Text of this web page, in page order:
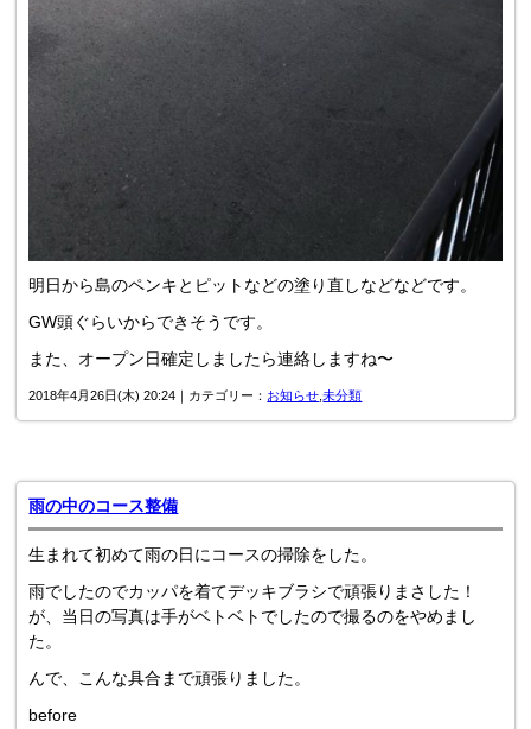
明日から島のペンキとピットなどの塗り直しなどなどです。
GW頭ぐらいからできそうです。
また、オープン日確定しましたら連絡しますね〜
2018年4月26日(木) 20:24｜カテゴリー： お知らせ,未分類
雨の中のコース整備
生まれて初めて雨の日にコースの掃除をした。
雨でしたのでカッパを着てデッキブラシで頑張りまさした！
が、当日の写真は手がベトベトでしたので撮るのをやめまし
た。
んで、こんな具合まで頑張りました。
before